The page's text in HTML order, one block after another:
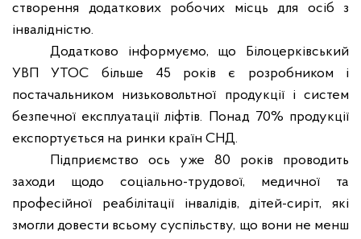
створення додаткових робочих місць для осіб з
інвалідністю.
Додатково інформуємо, що Білоцерківський
УВП УТОС більше 45 років є розробником і
постачальником низьковольтної продукції і систем
безпечної експлуатації ліфтів. Понад 70% продукції
експортується на ринки країн СНД.
Підприємство ось уже 80 років проводить
заходи щодо соціально-трудової, медичної та
професійної реабілітації інвалідів, дітей-сиріт, які
змогли довести всьому суспільству, що вони не менш